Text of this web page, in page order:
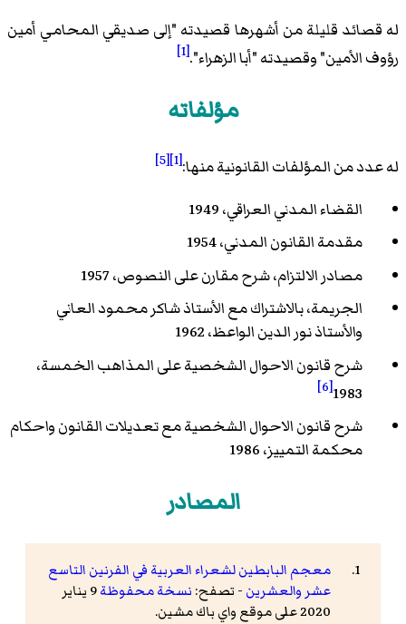
له قصائد قليلة من أشهرها قصيدته "إلى صديقي المحامي أمين
رؤوف الأمين" وقصيدته "أبا الزهراء".[1]
مؤلفاته
له عدد من المؤلفات القانونية منها:[1]
[5]
القضاء المدني العراقي، 1949
مقدمة القانون المدني، 1954
مصادر الالتزام، شرح مقارن على النصوص، 1957
الجريمة، بالاشتراك مع الأستاذ شاكر محمود العاني
والأستاذ نور الدين الواعظ، 1962
شرح قانون الاحوال الشخصية على المذاهب الخمسة،
1983
[6]
شرح قانون الاحوال الشخصية مع تعديلات القانون واحكام
محكمة التمييز، 1986
المصادر
معجم البابطين لشعراء العربية في الفرنين التاسع
عشر والعشرين - تصفح: نسخة محفوظة
9 يناير
2020 على موقع واي باك مشين.